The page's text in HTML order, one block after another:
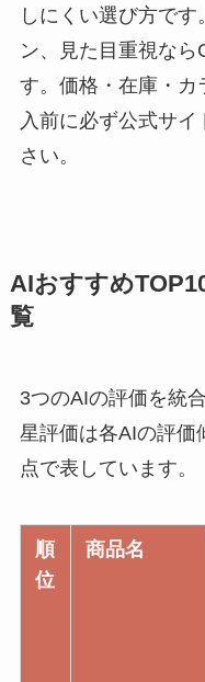
しにくい選び方で
ン、見た目重視なら
す。価格・在庫・
入前に必ず公式サ
さい。
AIおすすめ
覧
3つのAIの評価を統
星評価は各AIの評価
点で表しています。
順
位
商品名